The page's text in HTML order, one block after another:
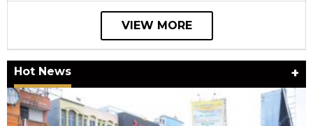
VIEW MORE
Hot News +